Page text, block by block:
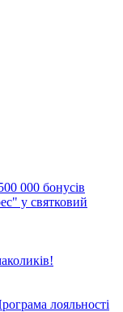
000 бонусів
у святковий
лояльності